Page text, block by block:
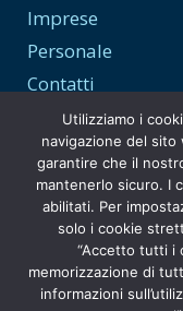
Imprese
Personale
Contatti
Trasparenza e
Privacy Policy
Utilizziamo i
navigazione del sito
garantire che il
mantenerlo sicuro. I
abilitati. Per
solo i cookie
“Accetto tutti i
memorizzazione di
informazioni